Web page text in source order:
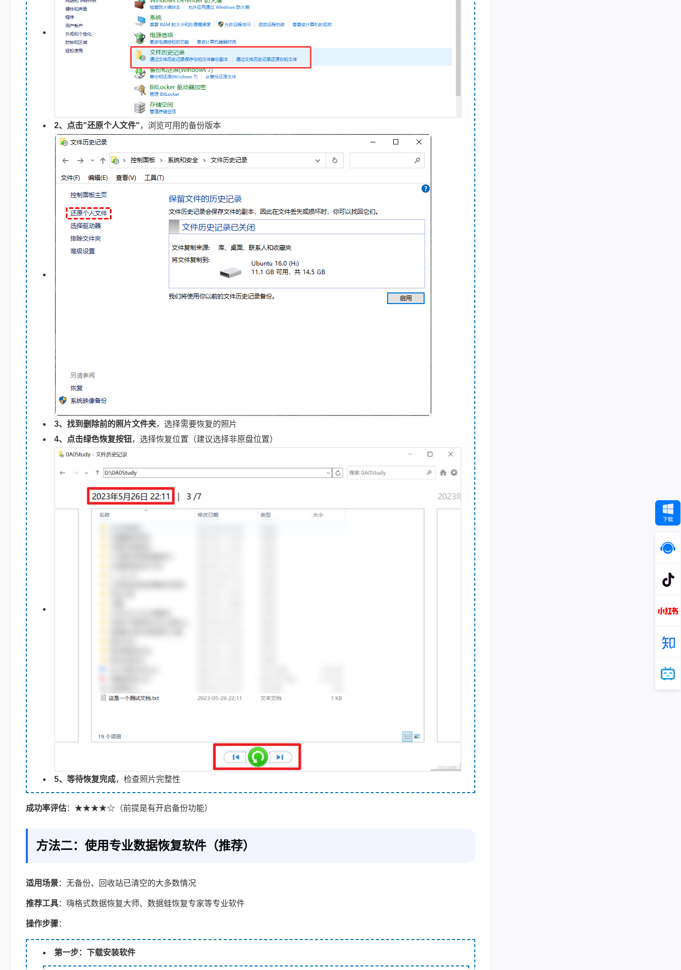
2、点击"还原个人文件"，浏览可用的备份版本
3、找到删除前的照片文件夹，选择需要恢复的照片
4、点击绿色恢复按钮，选择恢复位置（建议选择非原盘位置）
5、等待恢复完成，检查照片完整性
成功率评估：★★★★☆（前提是有开启备份功能）
方法二：使用专业数据恢复软件（推荐）
适用场景：无备份、回收站已清空的大多数情况
推荐工具：嗨格式数据恢复大师、数据蛙恢复专家等专业软件
操作步骤：
第一步：下载安装软件